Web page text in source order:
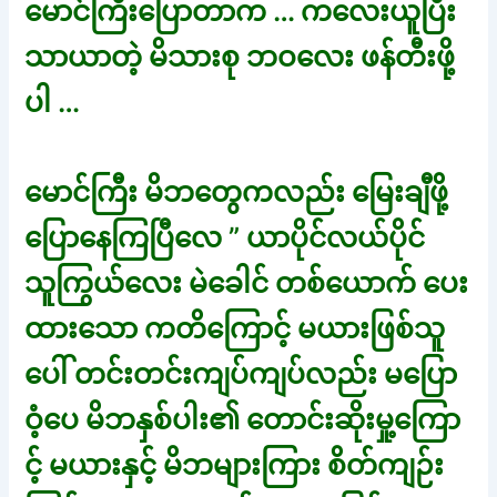
မောင်ကြီးပြောတာက … ကလေးယူပြီး
သာယာတဲ့ မိသားစု ဘဝလေး ဖန်တီးဖို့
ပါ …
မောင်ကြီး မိဘတွေကလည်း မြေးချီဖို့
ပြောနေကြပြီလေ ” ယာပိုင်လယ်ပိုင်
သူကြွယ်လေး မဲခေါင် တစ်ယောက် ပေး
ထားသော ကတိကြောင့် မယားဖြစ်သူ
ပေါ် တင်းတင်းကျပ်ကျပ်လည်း မပြော
ဝံ့ပေ မိဘနှစ်ပါး၏ တောင်းဆိုးမှု့ကြော
င့် မယားနှင့် မိဘများကြား စိတ်ကျဉ်း